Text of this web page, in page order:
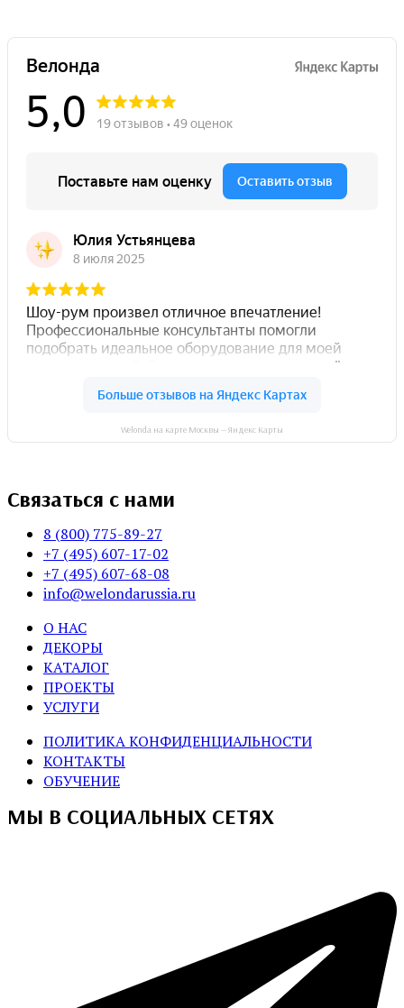
Welonda на карте Москвы — Яндекс Карты
Связаться с нами
8 (800) 775-89-27
+7 (495) 607-17-02
+7 (495) 607-68-08
info@welondarussia.ru
О НАС
ДЕКОРЫ
КАТАЛОГ
ПРОЕКТЫ
УСЛУГИ
ПОЛИТИКА КОНФИДЕНЦИАЛЬНОСТИ
КОНТАКТЫ
ОБУЧЕНИЕ
МЫ В СОЦИАЛЬНЫХ СЕТЯХ